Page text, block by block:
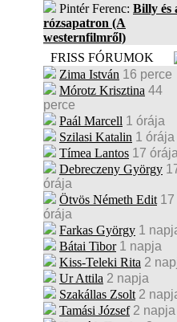
Pintér Ferenc: Billy és
rózsapatron (A
westernfilmről)
FRISS FÓRUMOK
Zima István 16 perce
Mórotz Krisztina 44
perce
Paál Marcell 1 órája
Szilasi Katalin 1 órája
Tímea Lantos 17 órája
Debreczeny György
órája
Ötvös Németh Edit 17
órája
Farkas György 1
Bátai Tibor 1 napja
Kiss-Teleki Rita 2
Ur Attila 2 napja
Szakállas Zsolt 2
Tamási József 2 napja